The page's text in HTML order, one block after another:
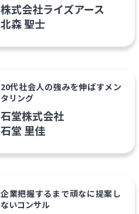
株式会社ライズアース
北森 聖士
20代社会人の強みを伸ばすメン
タリング
石堂株式会社
石堂 里佳
企業把握するまで頑なに提案し
ないコンサル